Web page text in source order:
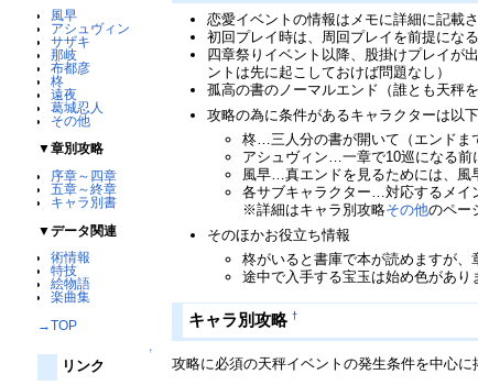
風早
アシュヴィン
サザキ
那岐
布都彦
柊
遠夜
葛城忍人
その他
▼章別攻略
序章～四章
五章～終章
キャラ別書
▼データ関連
術情報
特技
絵物語
楽曲集
→TOP
↑
リンク
恋愛イベントの情報はメモに詳細に記載
初回プレイ時は、周回プレイを前提にな
四章祭りイベント以降、股掛けプレイが
ントは先に起こしておけば問題なし）
孤高の書のノーマルエンド（誰とも天秤
攻略の為に条件があるキャラクターは以
柊…三人分の書が開いて（エンドま
アシュヴィン…一章で10巡になる前
風早…真エンドを見るためには、風
各サブキャラクター…対応するメイ
※詳細はキャラ別攻略その他のペー
そのほかお役立ち情報
柊がいると書庫で本が読めますが、
途中で入手する宝玉は始め色があり
キャラ別攻略 †
攻略に必須の天秤イベントの発生条件を中心に